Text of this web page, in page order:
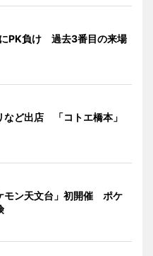
PK負け 過去3番目の来場
など出店 「コトエ橋本」
モン天文台」初開催 ポケ